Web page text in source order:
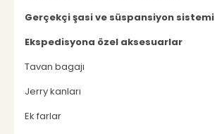
Gerçekçi şasi ve süspansiyon sistemi
Ekspedisyona özel aksesuarlar
Tavan bagajı
Jerry kanları
Ek farlar